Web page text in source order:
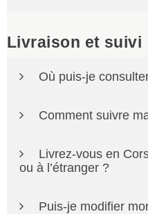
Livraison et suivi
Où puis-je
Comment suivre
espace client, dans la
Livrez-vous en
ou à l’étranger ?
Puis-je modifier